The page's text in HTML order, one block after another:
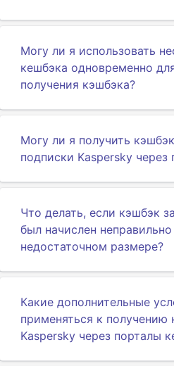
Могу ли я использовать
кешбэка одновременно
получения кэшбэка?
Могу ли я получить
подписки Kaspersky через
Что делать, если кэшбэк
был начислен
недостаточном размере?
Какие дополнительные
применяться к получению
Kaspersky через порталы